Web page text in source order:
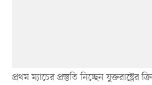
প্রথম ম্যাচের প্রস্তুতি নিচ্ছেন যুক্তরাষ্ট্রের